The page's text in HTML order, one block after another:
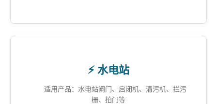
⚡ 水电站
适用产品：水电站闸门、启闭机、清污机、拦污
栅、拍门等